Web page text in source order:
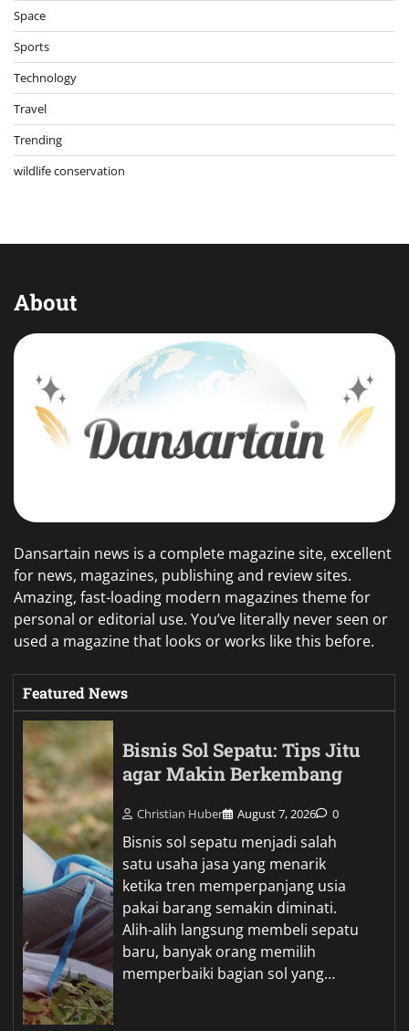
Space
Sports
Technology
Travel
Trending
wildlife conservation
About
Dansartain news is a complete magazine site, excellent
for news, magazines, publishing and review sites.
Amazing, fast-loading modern magazines theme for
personal or editorial use. You’ve literally never seen or
used a magazine that looks or works like this before.
Featured News
Bisnis Sol Sepatu: Tips Jitu
agar Makin Berkembang
Christian Huber August 7, 2026 0
Bisnis sol sepatu menjadi salah
satu usaha jasa yang menarik
ketika tren memperpanjang usia
pakai barang semakin diminati.
Alih-alih langsung membeli sepatu
baru, banyak orang memilih
memperbaiki bagian sol yang…